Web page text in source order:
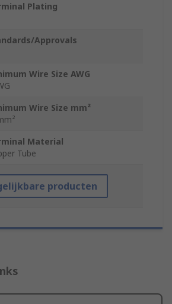
Plating
Approvals
Wire Size AWG
Wire Size mm²
Material
Tube
producten